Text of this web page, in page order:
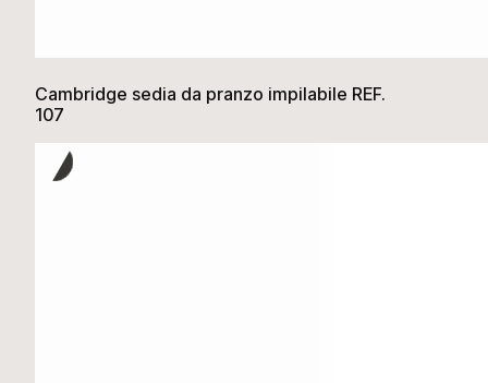
Cambridge sedia da pranzo impilabile REF.
107